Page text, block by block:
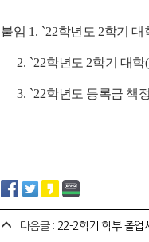
붙임 1. `22학년도 2학기 대
2. `22학년도 2학기 대학(
3. `22학년도 등록금 책
다음글 : 22-2학기 학부 졸업